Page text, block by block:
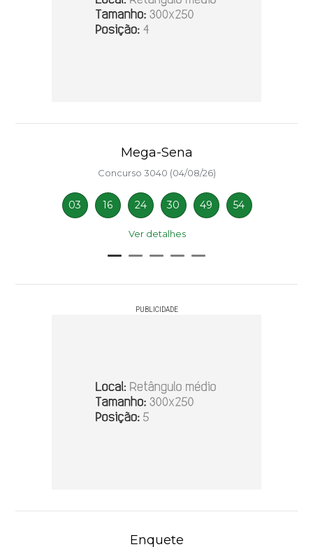
Mega-Sena
Concurso 3040 (04/08/26)
03 16 24 30 49 54
Ver detalhes
PUBLICIDADE
Enquete